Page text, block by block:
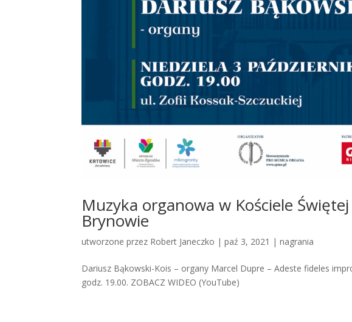
Muzyka organowa w Kościele
Brynowie
utworzone przez Robert Janeczko |paź 3, 2021 |nagrania
Dariusz Bąkowski-Kois – organy Marcel Dupre – Adeste fideles
godz. 19.00. ZOBACZ WIDEO (YouTube)